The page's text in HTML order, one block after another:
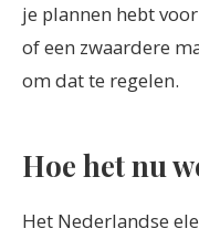
je plannen hebt
of een zwaardere
om dat te regelen.
Hoe het nu
Het Nederlandse